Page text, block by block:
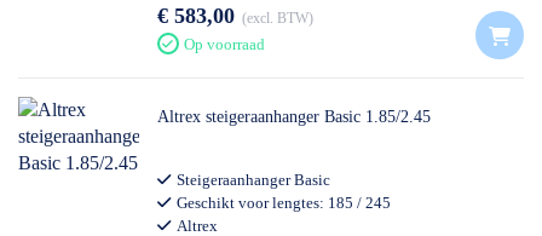
€ 583,00 excl. BTW
Op voorraad
Altrex steigeraanhanger Basic 1.85/2.45
Steigeraanhanger Basic
Geschikt voor lengtes: 185 / 245
Altrex